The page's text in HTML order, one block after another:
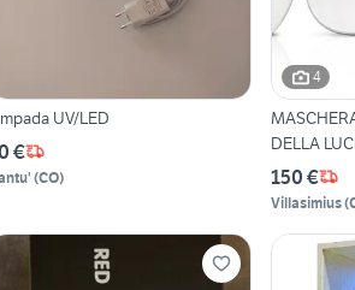
UV/LED
€
(CO)
4
DELLA
150 €
Villasimius(